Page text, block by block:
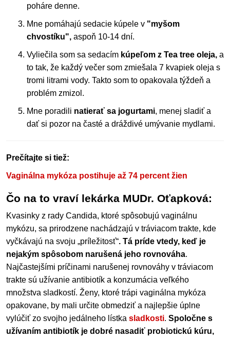
poháre denne.
Mne pomáhajú sedacie kúpele v "myšom
chvostíku", aspoň 10-14 dní.
Vyliečila som sa sedacím kúpeľom z Tea tree oleja, a
to tak, že každý večer som zmiešala 7 kvapiek oleja s
tromi litrami vody. Takto som to opakovala týždeň a
problém zmizol.
Mne poradili natierať sa jogurtami, menej sladiť a
dať si pozor na časté a dráždivé umývanie mydlami.
Prečítajte si tiež:
Vaginálna mykóza postihuje až 74 percent žien
Čo na to vraví lekárka MUDr. Oťapková:
Kvasinky z rady Candida, ktoré spôsobujú vaginálnu
mykózu, sa prirodzene nachádzajú v tráviacom trakte, kde
vyčkávajú na svoju „príležitosť“. Tá príde vtedy, keď je
nejakým spôsobom narušená jeho rovnováha.
Najčastejšími príčinami narušenej rovnováhy v tráviacom
trakte sú užívanie antibiotík a konzumácia veľkého
množstva sladkostí. Ženy, ktoré trápi vaginálna mykóza
opakovane, by mali určite obmedziť a najlepšie úplne
vylúčiť zo svojho jedálneho lístka sladkosti. Spoločne s
užívaním antibiotík je dobré nasadiť probiotickú kúru,